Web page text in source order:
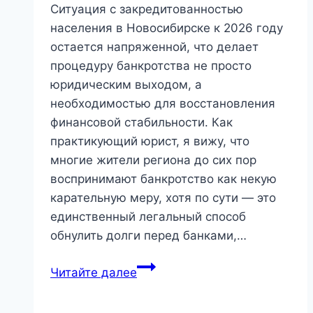
равно
безвыходной
ситуации
Ситуация с закредитованностью
населения в Новосибирске к 2026 году
остается напряженной, что делает
процедуру банкротства не просто
юридическим выходом, а
необходимостью для восстановления
финансовой стабильности. Как
практикующий юрист, я вижу, что
многие жители региона до сих пор
воспринимают банкротство как некую
карательную меру, хотя по сути — это
единственный легальный способ
обнулить долги перед банками,…
Читайте далееБанкротство